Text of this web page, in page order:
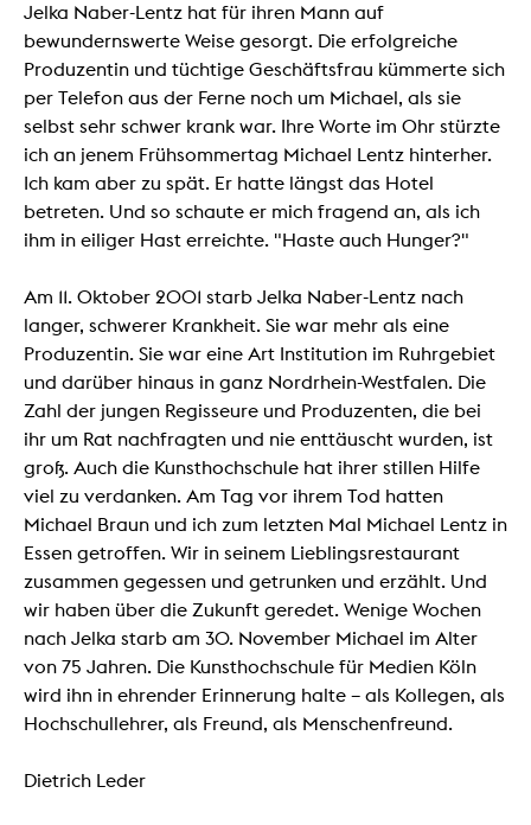
Jelka Naber-Lentz hat für ihren Mann auf
bewundernswerte Weise gesorgt. Die erfolgreiche
Produzentin und tüchtige Geschäftsfrau kümmerte sich
per Telefon aus der Ferne noch um Michael, als sie
selbst sehr schwer krank war. Ihre Worte im Ohr stürzte
ich an jenem Frühsommertag Michael Lentz hinterher.
Ich kam aber zu spät. Er hatte längst das Hotel
betreten. Und so schaute er mich fragend an, als ich
ihm in eiliger Hast erreichte. "Haste auch Hunger?"
Am 11. Oktober 2001 starb Jelka Naber-Lentz nach
langer, schwerer Krankheit. Sie war mehr als eine
Produzentin. Sie war eine Art Institution im Ruhrgebiet
und darüber hinaus in ganz Nordrhein-Westfalen. Die
Zahl der jungen Regisseure und Produzenten, die bei
ihr um Rat nachfragten und nie enttäuscht wurden, ist
groß. Auch die Kunsthochschule hat ihrer stillen Hilfe
viel zu verdanken. Am Tag vor ihrem Tod hatten
Michael Braun und ich zum letzten Mal Michael Lentz in
Essen getroffen. Wir in seinem Lieblingsrestaurant
zusammen gegessen und getrunken und erzählt. Und
wir haben über die Zukunft geredet. Wenige Wochen
nach Jelka starb am 30. November Michael im Alter
von 75 Jahren. Die Kunsthochschule für Medien Köln
wird ihn in ehrender Erinnerung halte – als Kollegen, als
Hochschullehrer, als Freund, als Menschenfreund.
Dietrich Leder